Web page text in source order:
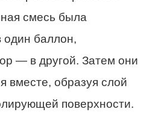
смесь была
баллон,
— в другой. Затем они
вместе, образуя слой
поверхности.